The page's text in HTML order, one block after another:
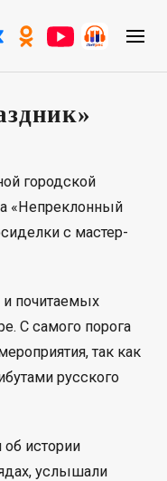
городской
«Непреклонный
с мастер-
почитаемых
С самого порога
так как
русского
об истории
услышали